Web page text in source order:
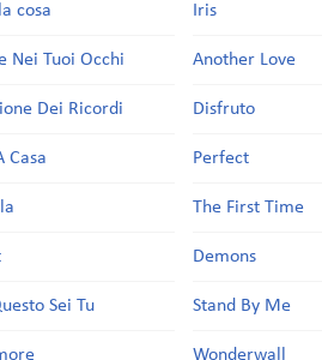
cosa
Nei Tuoi Occhi
Dei Ricordi
Casa
Sei Tu
Iris
Another Love
Disfruto
Perfect
The First Time
Demons
Stand By Me
Wonderwall